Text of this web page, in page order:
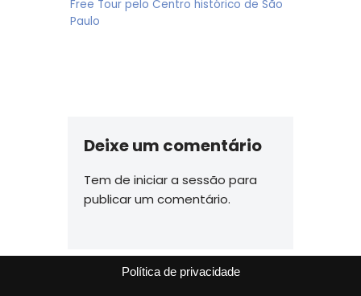
Free Tour pelo Centro histórico de São
Paulo
Deixe um comentário
Tem de iniciar a sessão para
publicar um comentário.
Política de privacidade